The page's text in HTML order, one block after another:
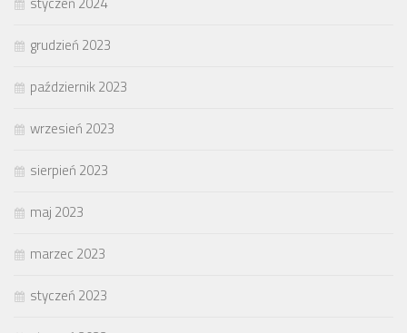
grudzień 2023
październik 2023
wrzesień 2023
sierpień 2023
maj 2023
marzec 2023
styczeń 2023